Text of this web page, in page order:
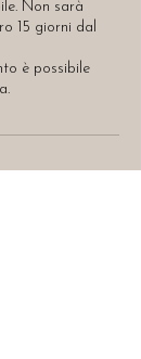
Non sarà
15 giorni dal
è possibile